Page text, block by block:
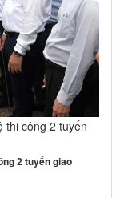
thi công 2 tuyến
2 tuyến giao